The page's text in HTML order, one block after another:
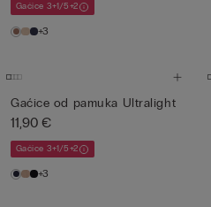
Gaćice 3+1/5+2
+3
Gaćice od pamuka Ultralight
11,90 €
Gaćice 3+1/5+2
+3